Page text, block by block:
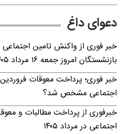
دعوای داغ
خبر فوری از واکنش تامین
بازنشستگان امروز جمعه ۱۶ مرداد ۱۴۰۵
خبر فوری؛ پرداخت معوقات
اجتماعی مشخص شد؟
خبرفوری از پرداخت مطالبات و
اجتماعی در مرداد ۱۴۰۵